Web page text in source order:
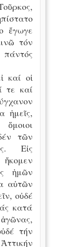
ἔγωγε
τόν
καί οἱ
τε καί
ἡμεῖς,
τῶν
Εἰς
ἡμῶν
αὐτῶν
οὐδέ
κατά
τήν